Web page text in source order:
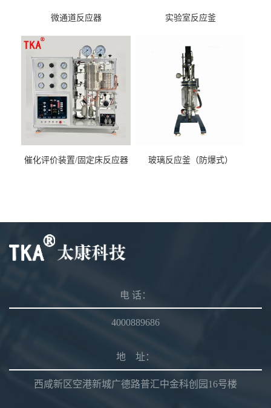
微通道反应器 实验室反应釜
催化评价装置/固定床反应器 玻璃反应釜（防爆式）
电 话：
4000889686
地 址：
西咸新区空港新城广德路普汇中金科创园16号楼